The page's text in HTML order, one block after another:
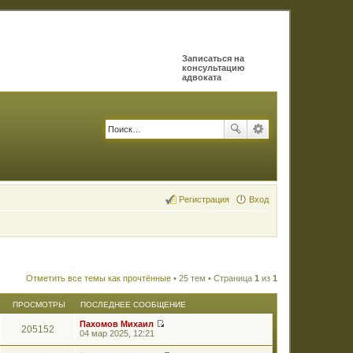
Записаться на
консультацию
адвоката
Вход
Регистрация
Отметить все темы как прочтённые • 25 тем • Страница 1 из 1
ПРОСМОТРЫ ПОСЛЕДНЕЕ СООБЩЕНИЕ
205152
Пахомов Михаил
р
04 мар 2025, 12:21